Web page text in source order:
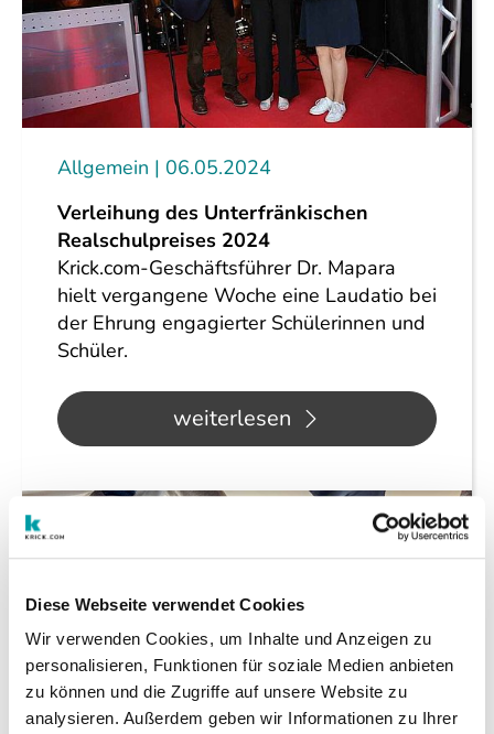
Diese Webseite verwendet Cookies
Wir verwenden Cookies, um Inhalte und Anzeigen zu
personalisieren, Funktionen für soziale Medien anbieten
zu können und die Zugriffe auf unsere Website zu
analysieren. Außerdem geben wir Informationen zu Ihrer
Allgemein
06.05.2024
Verleihung des Unterfränkischen
Realschulpreises 2024
Krick.com-Geschäftsführer Dr. Mapara
hielt vergangene Woche eine Laudatio bei
der Ehrung engagierter Schülerinnen und
Schüler.
weiterlesen